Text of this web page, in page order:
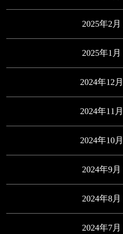
2025年2月
2025年1月
2024年12月
2024年11月
2024年10月
2024年9月
2024年8月
2024年7月